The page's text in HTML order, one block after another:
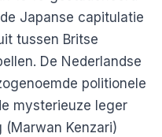
Japanse capitulatie
tussen Britse
De Nederlandse
politionele
mysterieuze leger
(Marwan Kenzari)